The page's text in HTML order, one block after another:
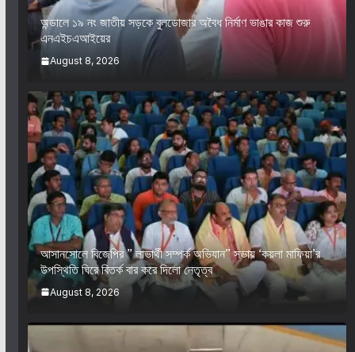
অন্ডালে ১৯ নং জাতীয় সড়কে বুলডোজার অবৈধ নির্মাণ ভাঙার কাজ শুরু
এনএইচএআইয়ের
August 8, 2026
আসানসোলে বিজেপির ” লাভার্থী সম্পর্ক অভিযান” সভায় ‘কয়লা মাফিয়া’র
উপস্থিতি ঘিরে বিতর্ক বার করে দিলো নেতৃত্ব
August 8, 2026